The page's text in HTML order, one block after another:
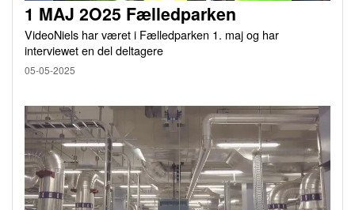
1 MAJ 2O25 Fælledparken
VideoNiels har været i Fælledparken 1. maj og har
interviewet en del deltagere
05-05-2025